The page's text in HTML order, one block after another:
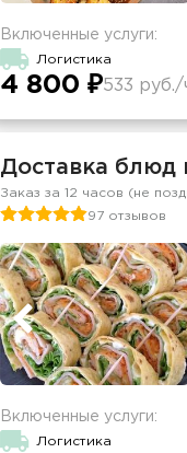
Включенные услуги:
Логистика
4 800 ₽533 руб./
Доставка блюд
Заказ за 12 часов (не
97 отзывов
Включенные услуги:
Логистика